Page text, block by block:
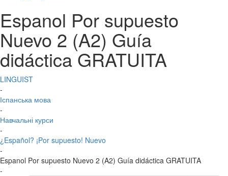
Espanol Por supuesto
Nuevo 2 (A2) Guía
didáctica GRATUITA
LINGUIST
-
Іспанська мова
-
Навчальні курси
-
¿Español? ¡Por supuesto! Nuevo
-
Espanol Por supuesto Nuevo 2 (A2) Guía didáctica GRATUITA
-